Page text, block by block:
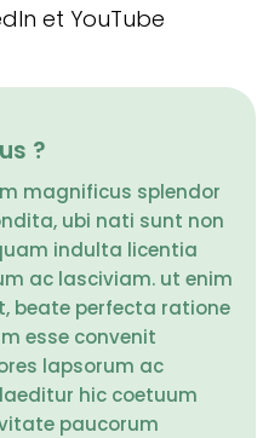
et YouTube
?
magnificus splendor
ubi nati sunt non
indulta licentia
ac lasciviam. ut enim
beate perfecta ratione
esse convenit
lapsorum ac
hic coetuum
paucorum